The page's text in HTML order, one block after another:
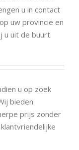
u in contact
uw provincie en
u uit de buurt.
u op zoek
bieden
prijs zonder